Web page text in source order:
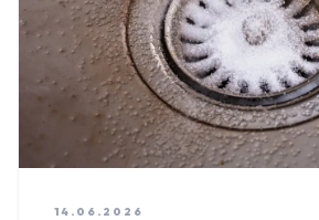
14.06.2026